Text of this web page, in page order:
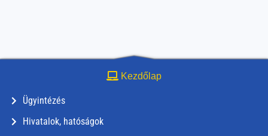
Kezdőlap
Ügyintézés
Hivatalok, hatóságok